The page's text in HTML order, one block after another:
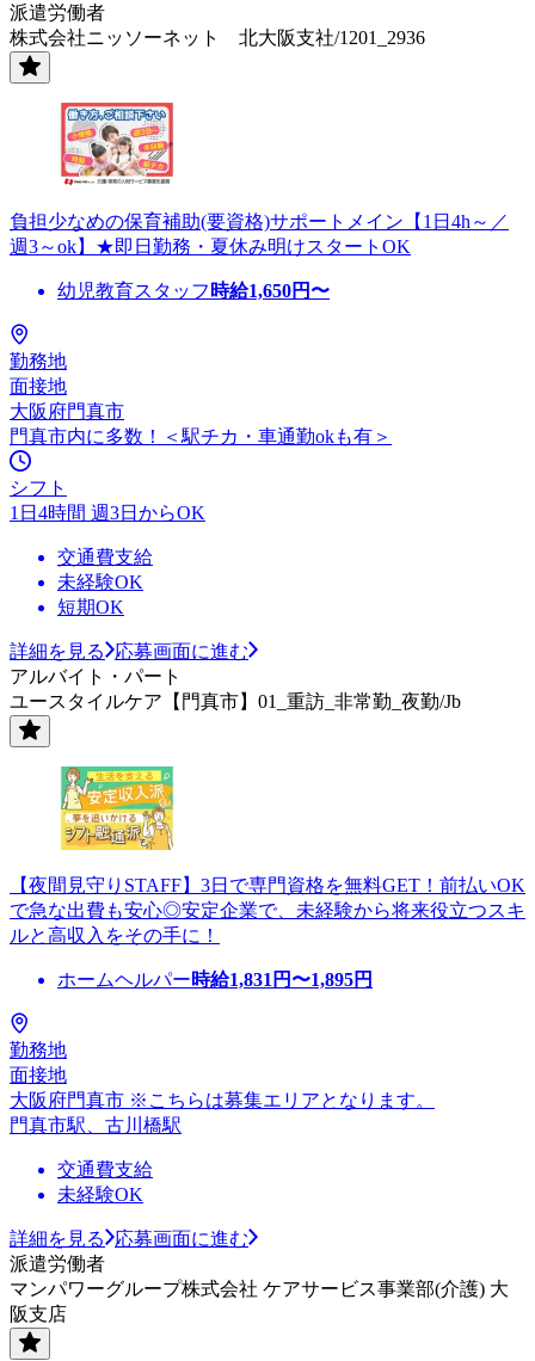
派遣労働者
株式会社ニッソーネット 北大阪支社/1201_2936
負担少なめの保育補助(要資格)サポートメイン【1日4h～／
週3～ok】★即日勤務・夏休み明けスタートOK
幼児教育スタッフ 時給1,650円〜
勤務地
面接地
大阪府門真市
門真市内に多数！＜駅チカ・車通勤okも有＞
シフト
1日4時間 週3日からOK
交通費支給
未経験OK
短期OK
詳細を見る
応募画面に進む
アルバイト・パート
ユースタイルケア【門真市】01_重訪_非常勤_夜勤/Jb
【夜間見守りSTAFF】3日で専門資格を無料GET！前払いOK
で急な出費も安心◎安定企業で、未経験から将来役立つスキ
ルと高収入をその手に！
ホームヘルパー時給1,831 円〜1,895円
勤務地
面接地
大阪府門真市 ※こちらは募集エリアとなります。
門真市駅、古川橋駅
交通費支給
未経験OK
詳細を見る
応募画面に進む
派遣労働者
マンパワーグループ株式会社 ケアサービス事業部(介護) 大
阪支店